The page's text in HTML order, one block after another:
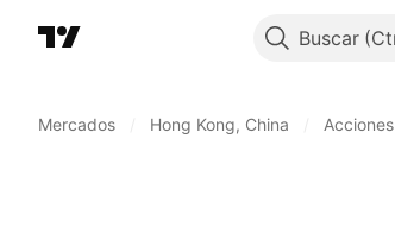
Buscar
Mercados Hong Kong, China Acciones